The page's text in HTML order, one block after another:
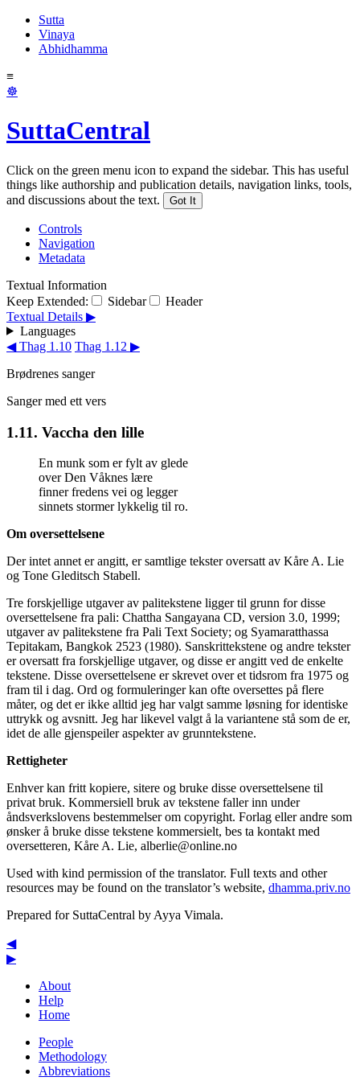
Sutta
Vinaya
Abhidhamma
≡
☸
SuttaCentral
Click on the green menu icon to expand the sidebar. This has useful
things like authorship and publication details, navigation links, tools,
and discussions about the text.
Got It
Controls
Navigation
Metadata
Textual Information
Keep Extended:
Sidebar
Header
Textual Details ▶
Languages
◀ Thag 1.10 Thag 1.12 ▶
Brødrenes sanger
Sanger med ett vers
1.11. Vaccha den lille
En munk som er fylt av glede
over Den Våknes lære
finner fredens vei og legger
sinnets stormer lykkelig til ro.
Om oversettelsene
Der intet annet er angitt, er samtlige tekster oversatt av Kåre A. Lie
og Tone Gleditsch Stabell.
Tre forskjellige utgaver av palitekstene ligger til grunn for disse
oversettelsene fra pali: Chattha Sangayana CD, version 3.0, 1999;
utgaver av palitekstene fra Pali Text Society; og Syamaratthassa
Tepitakam, Bangkok 2523 (1980). Sanskrittekstene og andre tekster
er oversatt fra forskjellige utgaver, og disse er angitt ved de enkelte
tekstene. Disse oversettelsene er skrevet over et tidsrom fra 1975 og
fram til i dag. Ord og formuleringer kan ofte oversettes på flere
måter, og det er ikke alltid jeg har valgt samme løsning for identiske
uttrykk og avsnitt. Jeg har likevel valgt å la variantene stå som de er,
idet de alle gjenspeiler aspekter av grunntekstene.
Rettigheter
Enhver kan fritt kopiere, sitere og bruke disse oversettelsene til
privat bruk. Kommersiell bruk av tekstene faller inn under
åndsverkslovens bestemmelser om copyright. Forlag eller andre som
ønsker å bruke disse tekstene kommersielt, bes ta kontakt med
oversetteren, Kåre A. Lie, alberlie@online.no
Used with kind permission of the translator. Full texts and other
resources may be found on the translator’s website, dhamma.priv.no
Prepared for SuttaCentral by Ayya Vimala.
◀
▶
About
Help
Home
People
Methodology
Abbreviations